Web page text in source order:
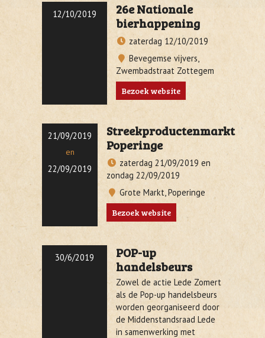
12/10/2019
26e Nationale
bierhappening
zaterdag 12/10/2019
Bevegemse vijvers,
Zwembadstraat Zottegem
Bezoek website
21/09/2019
en
22/09/2019
Streekproductenmarkt
Poperinge
zaterdag 21/09/2019 en
zondag 22/09/2019
Grote Markt, Poperinge
Bezoek website
30/6/2019
POP-up
handelsbeurs
Zowel de actie Lede Zomert
als de Pop-up handelsbeurs
worden georganiseerd door
de Middenstandsraad Lede
in samenwerking met